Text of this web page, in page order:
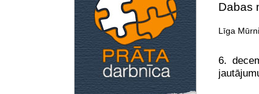
Dabas
Līga
6.